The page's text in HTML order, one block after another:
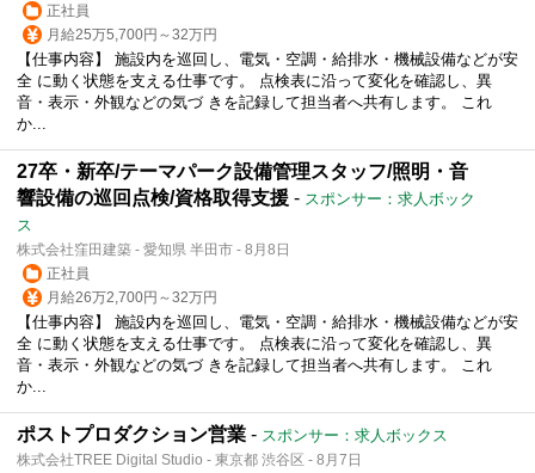
正社員
月給25万5,700円～32万円
【仕事内容】 施設内を巡回し、電気・空調・給排水・機械設備などが安
全 に動く状態を支える仕事です。 点検表に沿って変化を確認し、異
音・表示・外観などの気づ きを記録して担当者へ共有します。 これ
か...
27卒・新卒/テーマパーク設備管理スタッフ/照明・音
響設備の巡回点検/資格取得支援 - スポンサー：求人ボック
ス
株式会社窪田建築 - 愛知県 半田市 - 8月8日
正社員
月給26万2,700円～32万円
【仕事内容】 施設内を巡回し、電気・空調・給排水・機械設備などが安
全 に動く状態を支える仕事です。 点検表に沿って変化を確認し、異
音・表示・外観などの気づ きを記録して担当者へ共有します。 これ
か...
ポストプロダクション営業 - スポンサー：求人ボックス
株式会社TREE Digital Studio - 東京都 渋谷区 - 8月7日